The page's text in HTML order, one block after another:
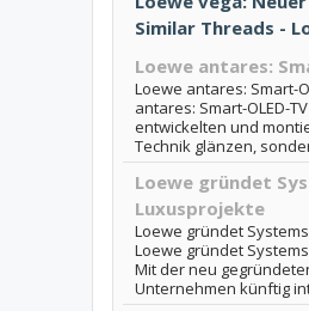
Similar Threads -
Loewe antares:
Loewe antares: Smart-
antares: Smart-OLED-
entwickelten und
Technik glänzen,
Loewe gründet
Luxusprojekte
Loewe gründet
Loewe gründet
Mit der neu
Unternehmen künftig